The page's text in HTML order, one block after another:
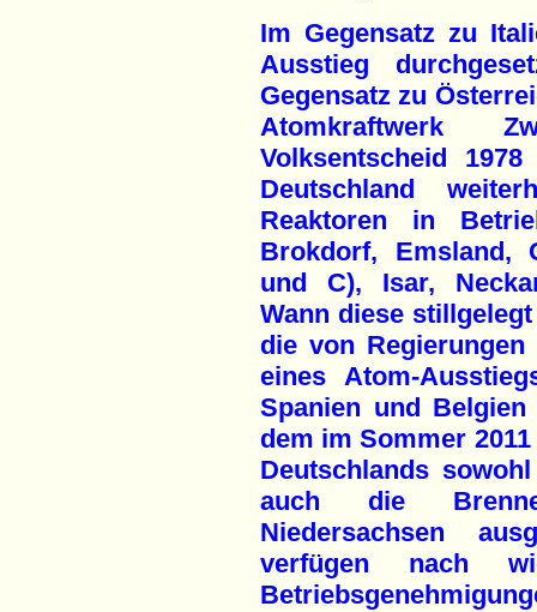
Im Gegensatz zu
Ausstieg
Gegensatz zu
Atomkraftwerk
Volksentscheid
Deutschland
Reaktoren in
Brokdorf, Emsland,
und C), Isar,
Wann diese
die von Regierungen
eines Atom-
Spanien und
dem im Sommer
Deutschlands
auch die
Niedersachsen
verfügen nach